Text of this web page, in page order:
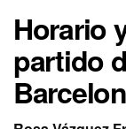
Horario
partido